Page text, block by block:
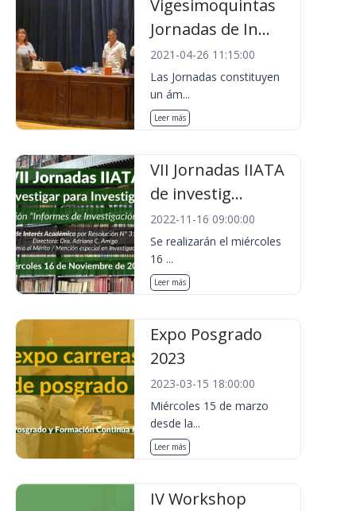
Vigesimoquintas
Jornadas de In...
2021-04-26 11:15:00
Las Jornadas constituyen
un ám...
Leer más
VII Jornadas IIATA
de investig...
2022-11-16 09:00:00
Se realizarán el miércoles
16 ...
Leer más
Expo Posgrado
2023
2023-03-15 18:00:00
Miércoles 15 de marzo
desde la...
Leer más
IV Workshop